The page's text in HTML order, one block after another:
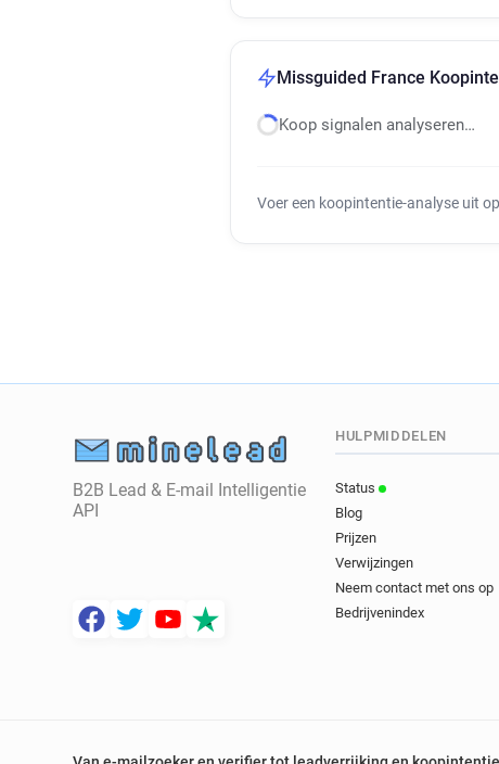
Missguided France
Koop signalen analyseren…
Voer een koopintentie-analyse uit op
B2B Lead & E-mail Intelligentie
API
HULPMIDDELEN
Status
Blog
Prijzen
Verwijzingen
Neem contact met ons op
Bedrijvenindex